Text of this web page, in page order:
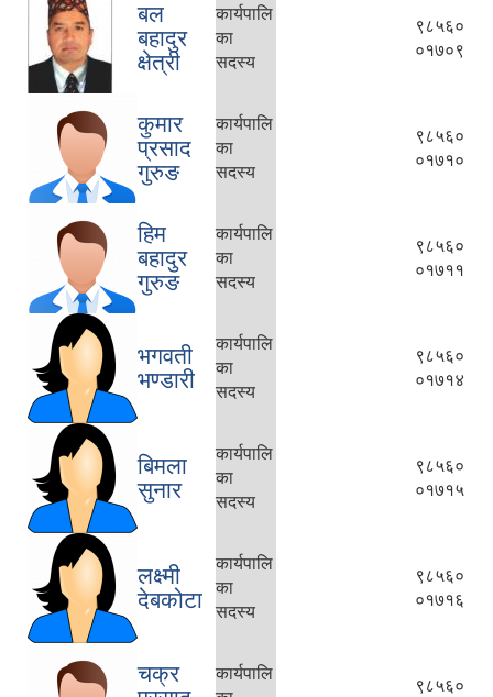
बल
बहादुर
क्षेत्री
कार्यपालि
का
सदस्य
९८५६०
०१७०९
कुमार
प्रसाद
गुरुङ
कार्यपालि
का
सदस्य
९८५६०
०१७१०
हिम
बहादुर
गुरुङ
कार्यपालि
का
सदस्य
९८५६०
०१७११
भगवती
भण्डारी
कार्यपालि
का
सदस्य
९८५६०
०१७१४
बिमला
सुनार
कार्यपालि
का
सदस्य
९८५६०
०१७१५
लक्ष्मी
देबकोटा
कार्यपालि
का
सदस्य
९८५६०
०१७१६
चक्र
कार्यपालि
९८५६०